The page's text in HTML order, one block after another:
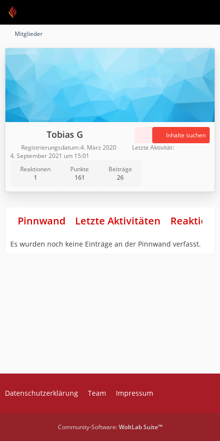
Mitglieder
Tobias G
Reaktionen
1
Punkte
161
Beiträge
26
Inhalte suchen
Registrierungsdatum 4. März 2020
Letzte Aktivität
4. September 2021 um 15:01
Pinnwand Letzte Aktivitäten
Es wurden noch keine Einträge an der Pinnwand verfasst.
Datenschutzerklärung Team Impressum
Community-Software:WoltLab Suite™